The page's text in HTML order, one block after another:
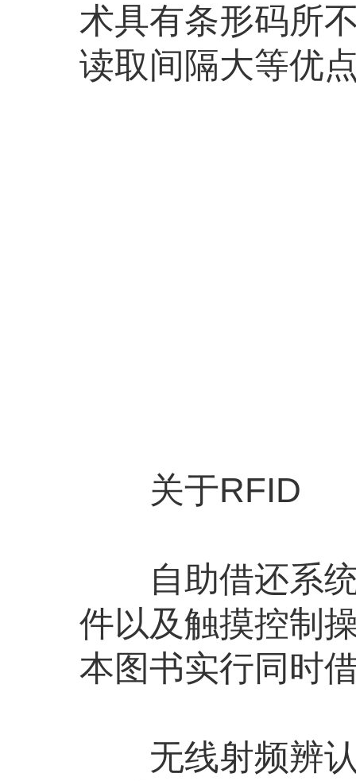
术具有条形码所
读取间隔大等优
关于RFID
自助借还系统
件以及触摸控制
本图书实行同时
无线射频辨认